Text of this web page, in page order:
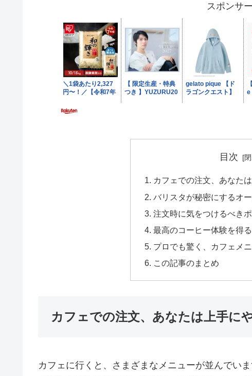
スポンサ
目次
カフェでの注文、あなた
バリスタが秘密にするオ
注文時に気をつけるべき
最高のコーヒー体験を得
プロでも驚く、カフェメ
この記事のまとめ
カフェでの注文、あなたは上手に
カフェに行くと、さまざまなメニューが並んでい